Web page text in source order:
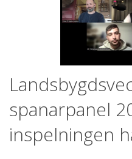
spanarpanel
inspelningen